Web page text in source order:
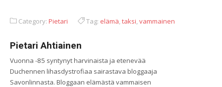
Category: Pietari Tag: elämä,taksi,vammainen
Pietari Ahtiainen
Vuonna -85 syntynyt harvinaista ja etenevää
Duchennen lihasdystrofiaa sairastava bloggaaja
Savonlinnasta. Bloggaan elämästä vammaisen